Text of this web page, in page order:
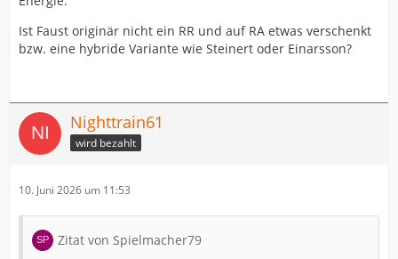
Ist Faust originär nicht ein RR und auf RA etwas verschenkt
bzw. eine hybride Variante wie Steinert oder Einarsson?
Nighttrain61
wird bezahlt
10. Juni 2026 um 11:53
Zitat von Spielmacher79